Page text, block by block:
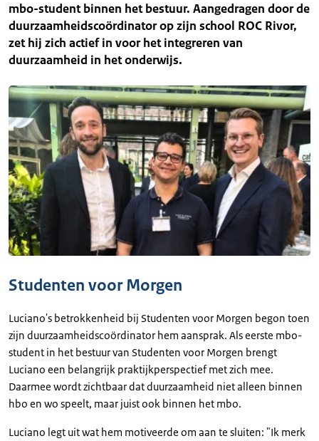
mbo-student binnen het bestuur. Aangedragen door de
duurzaamheidscoördinator op zijn school ROC Rivor,
zet hij zich actief in voor het integreren van
duurzaamheid in het onderwijs.
Studenten voor Morgen
Luciano's betrokkenheid bij Studenten voor Morgen begon toen
zijn duurzaamheidscoördinator hem aansprak. Als eerste mbo-
student in het bestuur van Studenten voor Morgen brengt
Luciano een belangrijk praktijkperspectief met zich mee.
Daarmee wordt zichtbaar dat duurzaamheid niet alleen binnen
hbo en wo speelt, maar juist ook binnen het mbo.
Luciano legt uit wat hem motiveerde om aan te sluiten: "Ik merk